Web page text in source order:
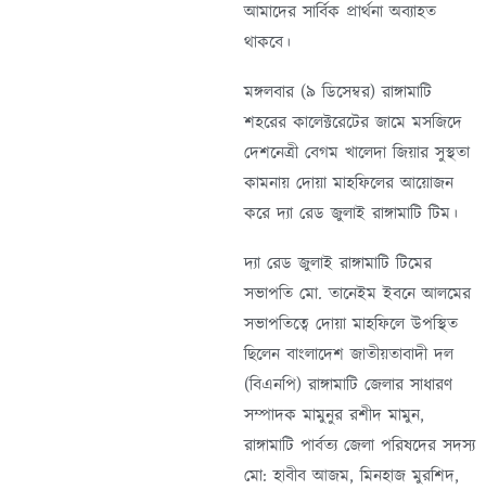
আমাদের সার্বিক প্রার্থনা অব্যাহত
থাকবে।
মঙ্গলবার (৯ ডিসেম্বর) রাঙ্গামাটি
শহরের কালেক্টরেটের জামে মসজিদে
দেশনেত্রী বেগম খালেদা জিয়ার সুস্থতা
কামনায় দোয়া মাহফিলের আয়োজন
করে দ্যা রেড জুলাই রাঙ্গামাটি টিম।
দ্যা রেড জুলাই রাঙ্গামাটি টিমের
সভাপতি মো. তানেইম ইবনে আলমের
সভাপতিত্বে দোয়া মাহফিলে উপস্থিত
ছিলেন বাংলাদেশ জাতীয়তাবাদী দল
(বিএনপি) রাঙ্গামাটি জেলার সাধারণ
সম্পাদক মামুনুর রশীদ মামুন,
রাঙ্গামাটি পার্বত্য জেলা পরিষদের সদস্য
মো: হাবীব আজম, মিনহাজ মুরশিদ,